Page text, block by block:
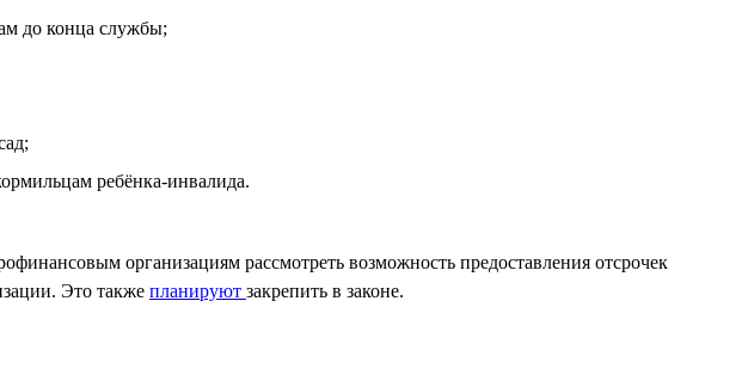
до конца службы;
ребёнка-инвалида.
организациям рассмотреть возможность предоставления отсрочек
Это также планируют закрепить в законе.